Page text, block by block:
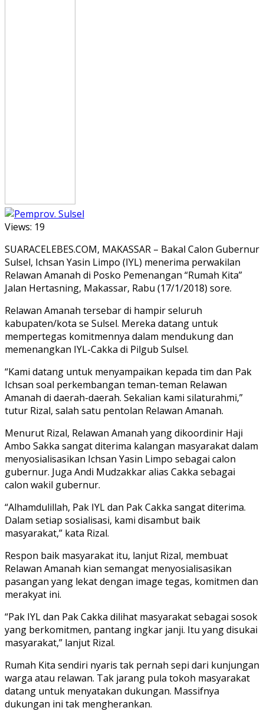
Views: 19
SUARACELEBES.COM, MAKASSAR – Bakal Calon Gubernur
Sulsel, Ichsan Yasin Limpo (IYL) menerima perwakilan
Relawan Amanah di Posko Pemenangan “Rumah Kita”
Jalan Hertasning, Makassar, Rabu (17/1/2018) sore.
Relawan Amanah tersebar di hampir seluruh
kabupaten/kota se Sulsel. Mereka datang untuk
mempertegas komitmennya dalam mendukung dan
memenangkan IYL-Cakka di Pilgub Sulsel.
“Kami datang untuk menyampaikan kepada tim dan Pak
Ichsan soal perkembangan teman-teman Relawan
Amanah di daerah-daerah. Sekalian kami silaturahmi,”
tutur Rizal, salah satu pentolan Relawan Amanah.
Menurut Rizal, Relawan Amanah yang dikoordinir Haji
Ambo Sakka sangat diterima kalangan masyarakat dalam
menyosialisasikan Ichsan Yasin Limpo sebagai calon
gubernur. Juga Andi Mudzakkar alias Cakka sebagai
calon wakil gubernur.
“Alhamdulillah, Pak IYL dan Pak Cakka sangat diterima.
Dalam setiap sosialisasi, kami disambut baik
masyarakat,” kata Rizal.
Respon baik masyarakat itu, lanjut Rizal, membuat
Relawan Amanah kian semangat menyosialisasikan
pasangan yang lekat dengan image tegas, komitmen dan
merakyat ini.
“Pak IYL dan Pak Cakka dilihat masyarakat sebagai sosok
yang berkomitmen, pantang ingkar janji. Itu yang disukai
masyarakat,” lanjut Rizal.
Rumah Kita sendiri nyaris tak pernah sepi dari kunjungan
warga atau relawan. Tak jarang pula tokoh masyarakat
datang untuk menyatakan dukungan. Massifnya
dukungan ini tak mengherankan.